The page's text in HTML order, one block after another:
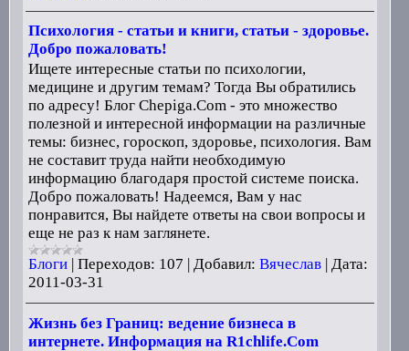
Психология - статьи и книги, статьи - здоровье.
Добро пожаловать!
Ищете интересные статьи по психологии,
медицине и другим темам? Тогда Вы обратились
по адресу! Блог Chepiga.Com - это множество
полезной и интересной информации на различные
темы: бизнес, гороскоп, здоровье, психология. Вам
не составит труда найти необходимую
информацию благодаря простой системе поиска.
Добро пожаловать! Надеемся, Вам у нас
понравится, Вы найдете ответы на свои вопросы и
еще не раз к нам заглянете.
Блоги| Переходов: 107 Добавил: Вячеслав Дата:
2011-03-31
Жизнь без Границ: ведение бизнеса в
интернете. Информация на R1chlife.Com